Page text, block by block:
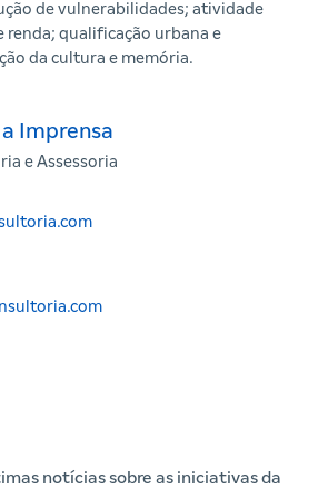
de vulnerabilidades; atividade
renda; qualificação urbana e
da cultura e memória.
Imprensa
e Assessoria
notícias sobre as iniciativas da